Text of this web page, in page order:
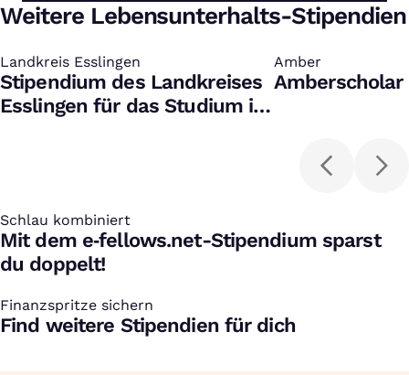
Weitere Lebensunterhalts-Stipendien
Landkreis Esslingen
:
Stipendium des Landkreises
Esslingen für das Studium in
Amber
:
Amberscholar
Schlau kombiniert
:
Mit dem e‑fellows.net-Stipendium sparst
du doppelt!
Finanzspritze sichern
:
Find weitere Stipendien für dich